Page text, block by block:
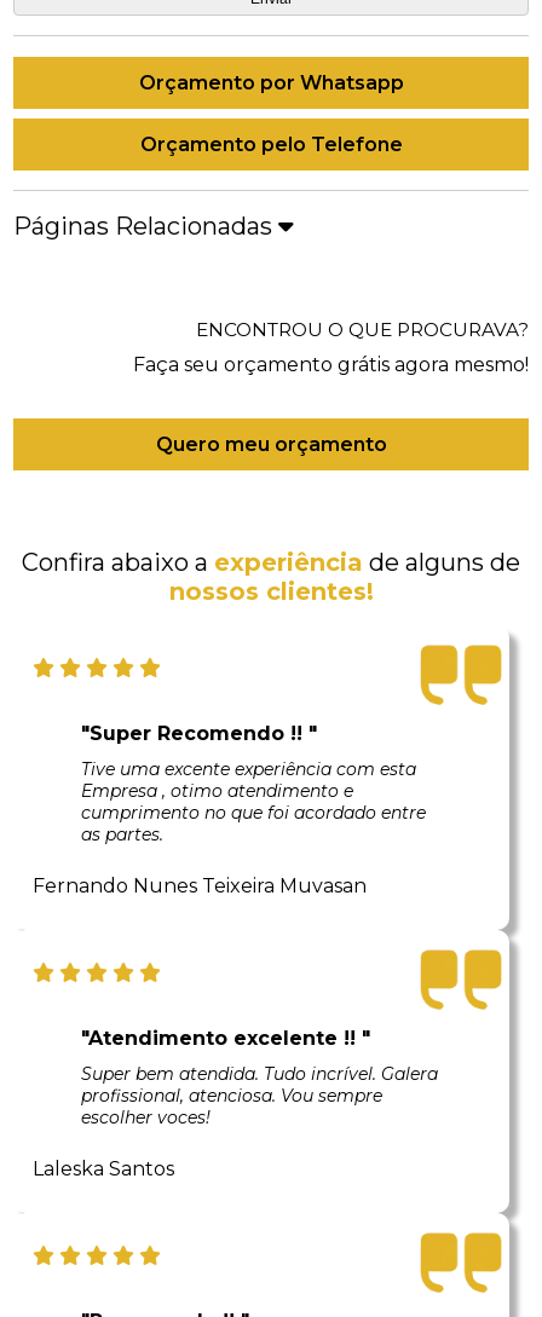
Orçamento por Whatsapp
Orçamento pelo Telefone
Páginas Relacionadas
ENCONTROU O QUE PROCURAVA?
Faça seu orçamento grátis agora mesmo!
Quero meu orçamento
Confira abaixo a experiência de alguns de
nossos clientes!
"Super Recomendo !! "
Tive uma excente experiência com esta
Empresa , otimo atendimento e
cumprimento no que foi acordado entre
as partes.
Fernando Nunes Teixeira Muvasan
"Atendimento excelente !! "
Super bem atendida. Tudo incrível. Galera
profissional, atenciosa. Vou sempre
escolher voces!
Laleska Santos